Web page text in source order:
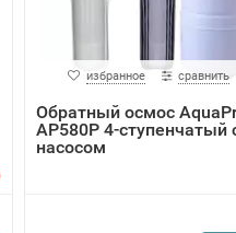
избранное сравнить
Обратный осмос
AP580P 4-ступенчатый
насосом